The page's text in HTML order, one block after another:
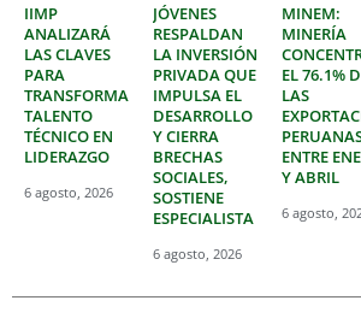
IIMP
ANALIZARÁ
LAS CLAVES
PARA
TRANSFORMAR
TALENTO
TÉCNICO EN
LIDERAZGO
6 agosto, 2026
JÓVENES
RESPALDAN
LA INVERSIÓN
PRIVADA QUE
IMPULSA EL
DESARROLLO
Y CIERRA
BRECHAS
SOCIALES,
SOSTIENE
ESPECIALISTA
6 agosto, 2026
MINEM:
MINERÍA
EL 76.1%
LAS
ENTRE
Y ABRIL
6 agosto,